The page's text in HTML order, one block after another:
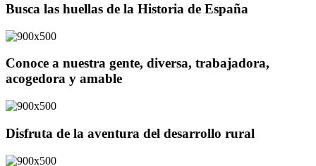
Busca las huellas de la Historia de España
Conoce a nuestra gente, diversa, trabajadora,
acogedora y amable
Disfruta de la aventura del desarrollo rural